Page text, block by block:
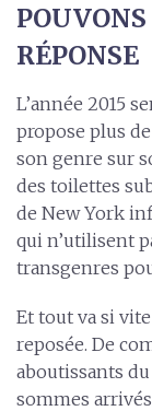
RÉPONSE
L’année 2015
propose plus
son genre sur
des toilettes
de New York
qui n’utilisent
transgenres
Et tout va si
reposée. De
aboutissants
sommes